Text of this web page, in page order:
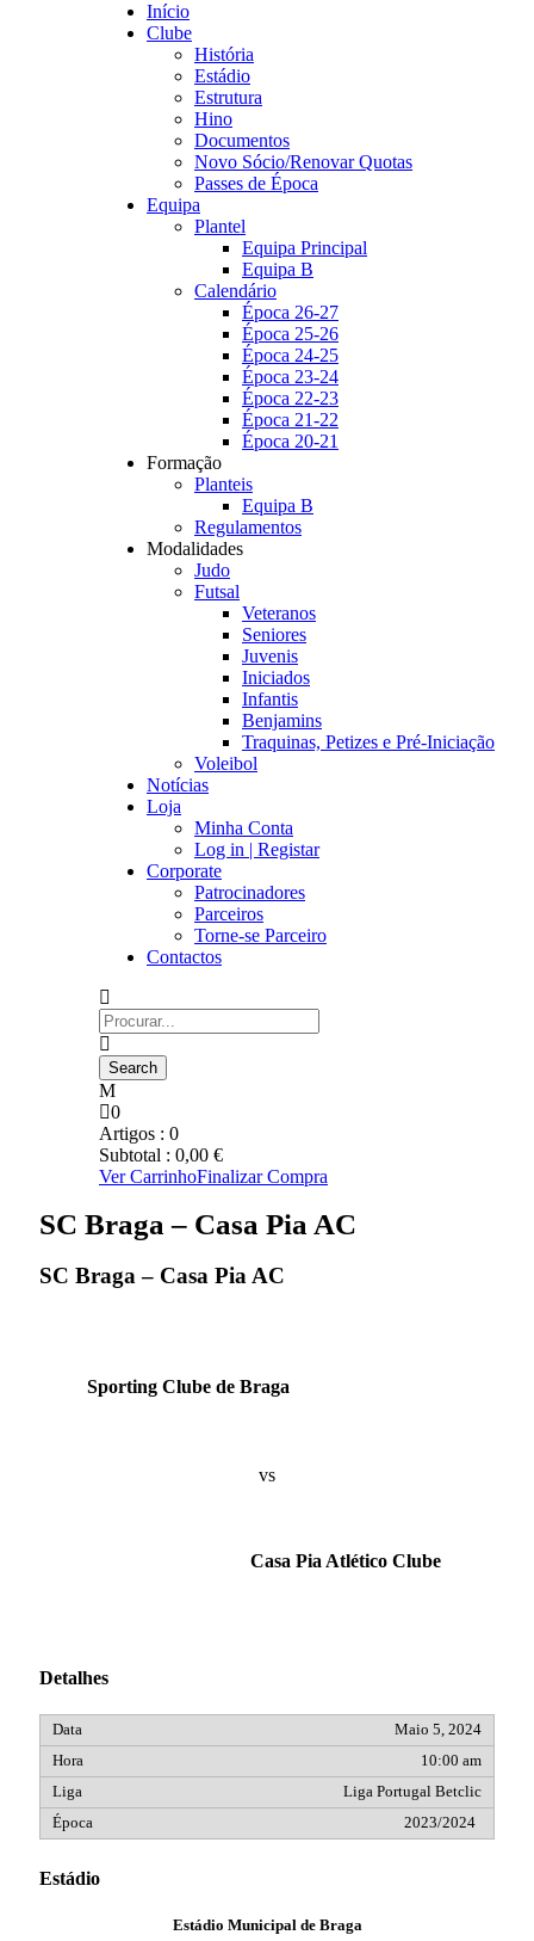
Início
Clube
História
Estádio
Estrutura
Hino
Documentos
Novo Sócio/Renovar Quotas
Passes de Época
Equipa
Plantel
Equipa Principal
Equipa B
Calendário
Época 26-27
Época 25-26
Época 24-25
Época 23-24
Época 22-23
Época 21-22
Época 20-21
Formação
Planteis
Equipa B
Regulamentos
Modalidades
Judo
Futsal
Veteranos
Seniores
Juvenis
Iniciados
Infantis
Benjamins
Traquinas, Petizes e Pré-Iniciação
Voleibol
Notícias
Loja
Minha Conta
Log in | Registar
Corporate
Patrocinadores
Parceiros
Torne-se Parceiro
Contactos
0
Artigos : 0
Subtotal : 0,00 €
Ver CarrinhoFinalizar Compra
SC Braga – Casa Pia AC
SC Braga – Casa Pia AC
Sporting Clube de Braga
vs
Casa Pia Atlético Clube
Detalhes
Maio 5, 2024
10:00 am
Liga Portugal Betclic
2023/2024
Estádio
Estádio Municipal de Braga